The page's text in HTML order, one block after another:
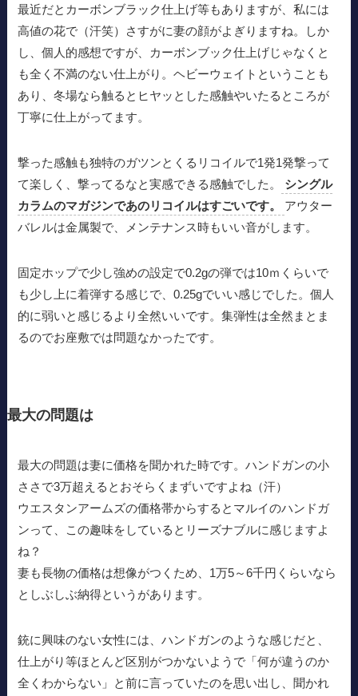
最近だとカーボンブラック仕上げ等もありますが、私には
高値の花で（汗笑）さすがに妻の顔がよぎりますね。しか
し、個人的感想ですが、カーボンブック仕上げじゃなくと
も全く不満のない仕上がり。ヘビーウェイトということも
あり、冬場なら触るとヒヤッとした感触やいたるところが
丁寧に仕上がってます。
撃った感触も独特のガツンとくるリコイルで1発1発撃って
て楽しく、撃ってるなと実感できる感触でした。
シングル
カラムのマガジンであのリコイルはすごいです。
アウター
バレルは金属製で、メンテナンス時もいい音がします。
固定ホップで少し強めの設定で0.2gの弾では10ｍくらいで
も少し上に着弾する感じで、0.25gでいい感じでした。個人
的に弱いと感じるより全然いいです。集弾性は全然まとま
るのでお座敷では問題なかったです。
最大の問題は
最大の問題は妻に価格を聞かれた時です。ハンドガンの小
ささで3万超えるとおそらくまずいですよね（汗）
ウエスタンアームズの価格帯からするとマルイのハンドガ
ンって、この趣味をしているとリーズナブルに感じますよ
ね？
妻も長物の価格は想像がつくため、1万5～6千円くらいなら
としぶしぶ納得というがあります。
銃に興味のない女性には、ハンドガンのような感じだと、
仕上がり等ほとんど区別がつかないようで「何が違うのか
全くわからない」と前に言っていたのを思い出し、聞かれ